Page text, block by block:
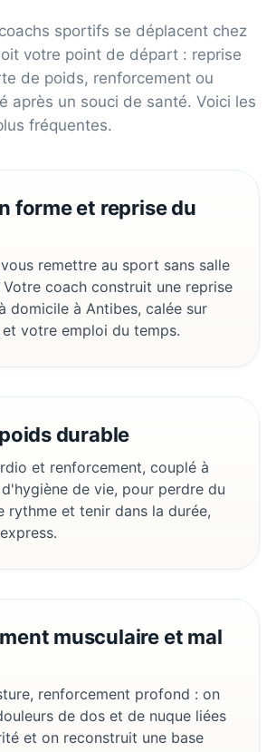
sportifs se déplacent chez
votre point de départ : reprise
de poids, renforcement ou
après un souci de santé. Voici les
fréquentes.
forme et reprise du
remettre au sport sans salle
Votre coach construit une reprise
domicile à Antibes, calée sur
votre emploi du temps.
durable
et renforcement, couplé à
de vie, pour perdre du
rythme et tenir dans la durée,
musculaire et mal
renforcement profond : on
de dos et de nuque liées
et on reconstruit une base